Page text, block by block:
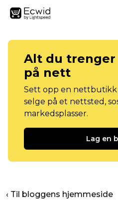
Alt du trenger
på nett
Sett opp en
selge på et nettsted,
markedsplasser.
Lag en
‹ Til bloggens hjemmeside